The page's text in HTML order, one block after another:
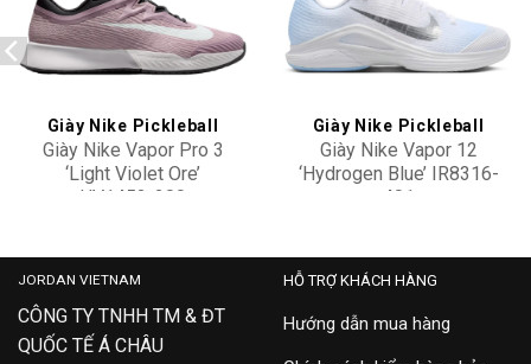
Add to
wishlist
Giày Nike Pickleball
Giày Nike Vapor Pro 3
‘Light Violet Ore’
HV1453-200
Add to
wishlist
Giày Nike Pickleball
Giày Nike Vapor 12
‘Hydrogen Blue’ IR8316-
401
JORDAN VIETNAM
CÔNG TY TNHH TM & ĐT
QUỐC TẾ Á CHÂU
HỖ TRỢ KHÁCH HÀNG
Hướng dẫn mua hàng